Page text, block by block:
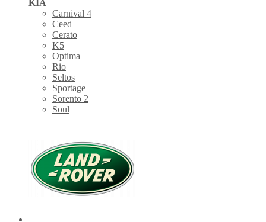
KIA
Carnival 4
Ceed
Cerato
K5
Optima
Rio
Seltos
Sportage
Sorento 2
Soul